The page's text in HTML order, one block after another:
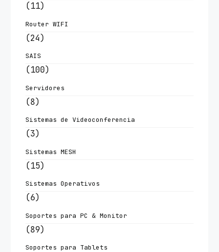
(11)
Router WIFI
(24)
SAIS
(100)
Servidores
(8)
Sistemas de Videoconferencia
(3)
Sistemas MESH
(15)
Sistemas Operativos
(6)
Soportes para PC & Monitor
(89)
Soportes para Tablets